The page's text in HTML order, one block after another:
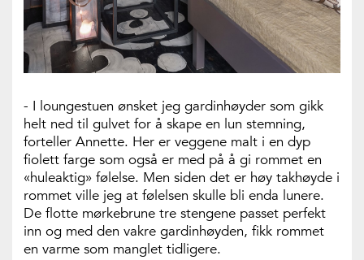
- I loungestuen ønsket jeg gardinhøyder som gikk
helt ned til gulvet for å skape en lun stemning,
forteller Annette. Her er veggene malt i en dyp
fiolett farge som også er med på å gi rommet en
«huleaktig» følelse. Men siden det er høy takhøyde i
rommet ville jeg at følelsen skulle bli enda lunere.
De flotte mørkebrune tre stengene passet perfekt
inn og med den vakre gardinhøyden, fikk rommet
en varme som manglet tidligere.